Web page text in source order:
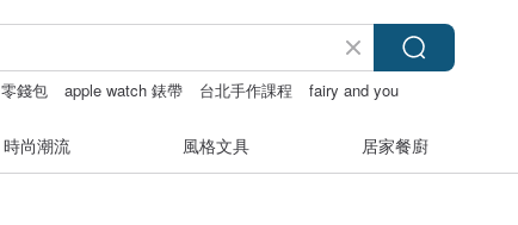
零錢包 apple watch 錶帶 台北手作課程
fairy and you
時尚潮流 風格文具 居家餐廚